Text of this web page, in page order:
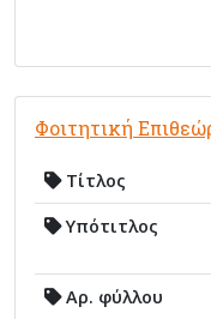
Φοιτητική
Τίτλος
Υπότιτλος
Αρ. φύλλου